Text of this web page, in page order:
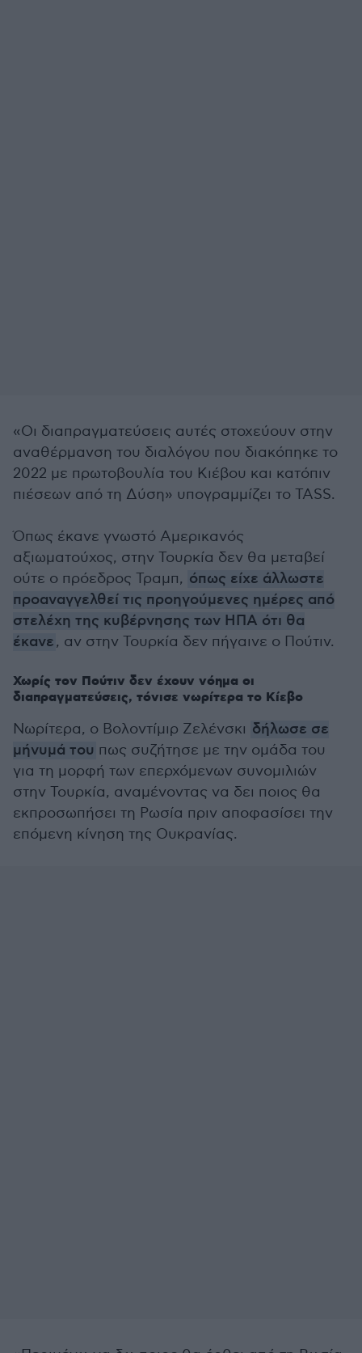
«Οι διαπραγματεύσεις αυτές στοχεύουν στην
αναθέρμανση του διαλόγου που διακόπηκε το
2022 με πρωτοβουλία του Κιέβου και κατόπιν
πιέσεων από τη Δύση» υπογραμμίζει το TASS.
Όπως έκανε γνωστό Αμερικανός
αξιωματούχος, στην Τουρκία δεν θα μεταβεί
ούτε ο πρόεδρος Τραμπ, όπως είχε άλλωστε
προαναγγελθεί τις προηγούμενες ημέρες από
στελέχη της κυβέρνησης των ΗΠΑ ότι θα
έκανε, αν στην Τουρκία δεν πήγαινε ο Πούτιν.
Χωρίς τον Πούτιν δεν έχουν νόημα οι
διαπραγματεύσεις, τόνισε νωρίτερα το Κίεβο
Νωρίτερα, ο Βολοντίμιρ Ζελένσκι δήλωσε σε
μήνυμά του πως συζήτησε με την ομάδα του
για τη μορφή των επερχόμενων συνομιλιών
στην Τουρκία, αναμένοντας να δει ποιος θα
εκπροσωπήσει τη Ρωσία πριν αποφασίσει την
επόμενη κίνηση της Ουκρανίας.